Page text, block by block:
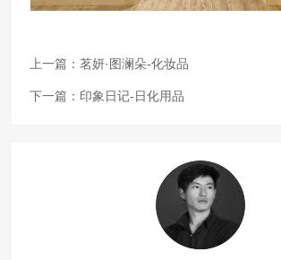
上一篇：茗妍·图澜朵-化妆品
下一篇： 印象日记-日化用品